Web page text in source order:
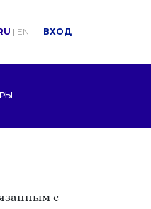
| EN ВХОД
с